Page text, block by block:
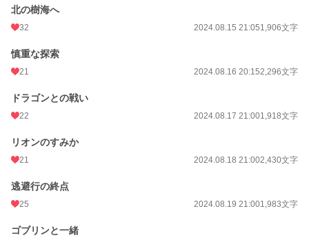
北の樹海へ
32 2024.08.15 21:051,906文字
慎重な探索
21 2024.08.16 20:152,296文字
ドラゴンとの戦い
22 2024.08.17 21:001,918文字
リオンのすみか
21 2024.08.18 21:002,430文字
逃避行の終点
25 2024.08.19 21:001,983文字
ゴブリンと一緒